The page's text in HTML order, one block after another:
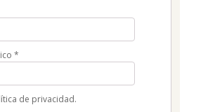
*
de privacidad.